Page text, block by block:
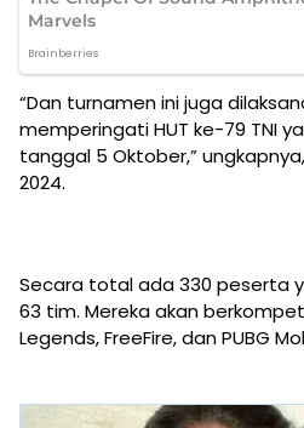
“Dan turnamen ini juga
memperingati HUT ke-79 TNI
tanggal 5 Oktober,”
2024.
Secara total ada 330 peserta
63 tim. Mereka akan
Legends, FreeFire, dan PUBG